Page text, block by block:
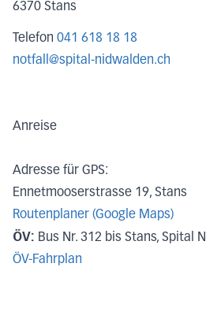
6370 Stans
Telefon 041 618 18 18
notfall@spital-nidwalden.ch
Anreise
Adresse für GPS:
Ennetmooserstrasse 19, Stans
Routenplaner (Google Maps)
ÖV: Bus Nr. 312 bis Stans, Spital
ÖV-Fahrplan